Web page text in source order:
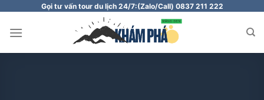
nội
dung
Gọi tư vấn tour du lịch 24/7:(Zalo/Call) 0837 211 222